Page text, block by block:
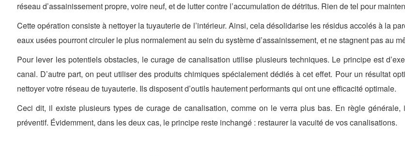
réseau d’assainissement propre, voire neuf, et de lutter contre l’accumulation de détritus. Rien de tel pour
Cette opération consiste à nettoyer la tuyauterie de l’intérieur. Ainsi, cela désolidarise les résidus accolés à la
eaux usées pourront circuler le plus normalement au sein du système d’assainissement, et ne stagnent pas au
Pour lever les potentiels obstacles, le curage de canalisation utilise plusieurs techniques. Le principe est
canal. D’autre part, on peut utiliser des produits chimiques spécialement dédiés à cet effet. Pour un résultat
nettoyer votre réseau de tuyauterie. Ils disposent d’outils hautement performants qui ont une efficacité optimale.
Ceci dit, il existe plusieurs types de curage de canalisation, comme on le verra plus bas. En règle
préventif. Évidemment, dans les deux cas, le principe reste inchangé : restaurer la vacuité de vos canalisations.